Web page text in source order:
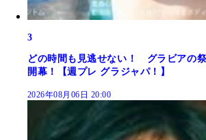
3
どの時間も見逃せない！ グラビアの
開幕！【週プレ グラジャパ！】
2026年08月06日 20:00